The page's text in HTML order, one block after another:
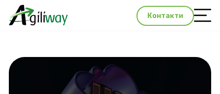
Контакти